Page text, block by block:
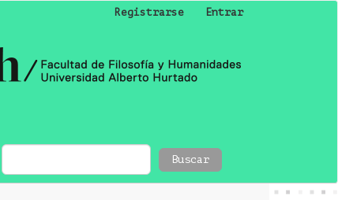
Registrarse Entrar
Buscar